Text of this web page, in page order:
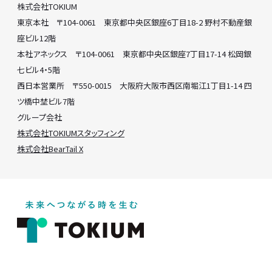
株式会社TOKIUM
東京本社 〒104-0061 東京都中央区銀座6丁目18-2 野村不動産銀
座ビル12階
本社アネックス 〒104-0061 東京都中央区銀座7丁目17-14 松岡銀
七ビル4・5階
西日本営業所 〒550-0015 大阪府大阪市西区南堀江1丁目1-14 四
ツ橋中埜ビル7階
グループ会社
株式会社TOKIUMスタッフィング
株式会社BearTail X